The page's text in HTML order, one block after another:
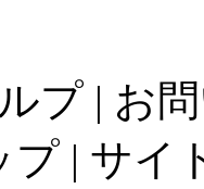
プ | お
プ | サイ